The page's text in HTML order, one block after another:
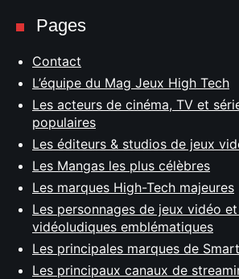
Pages
Contact
L’équipe du Mag Jeux High Tech
Les acteurs de cinéma, TV et
populaires
Les éditeurs & studios de jeux
Les Mangas les plus célèbres
Les marques High-Tech majeures
Les personnages de jeux vidéo
vidéoludiques emblématiques
Les principales marques de
Les principaux canaux de